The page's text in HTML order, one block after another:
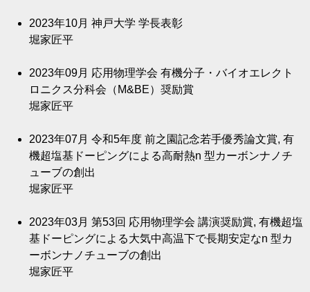
2023年10月 神戸大学 学長表彰
堀家匠平
2023年09月 応用物理学会 有機分子・バイオエレクト
ロニクス分科会（M&BE）奨励賞
堀家匠平
2023年07月 令和5年度 前之園記念若手優秀論文賞, 有
機超塩基ドーピングによる高耐熱n 型カーボンナノチ
ューブの創出
堀家匠平
2023年03月 第53回 応用物理学会 講演奨励賞, 有機超塩
基ドーピングによる大気中高温下で長期安定なn 型カ
ーボンナノチューブの創出
堀家匠平